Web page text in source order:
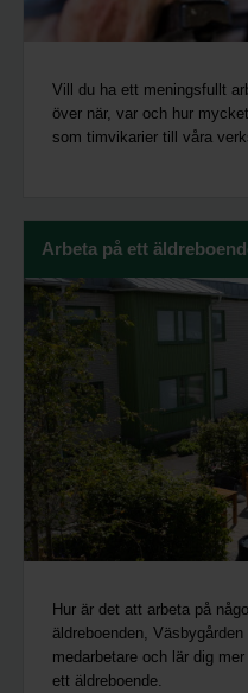
Vill du ha ett meningsfullt
över när, var och hur
som timvikarier till våra
Arbeta på ett
Hur är det att arbeta på
äldreboenden,
medarbetare och lär dig
ett äldreboende.